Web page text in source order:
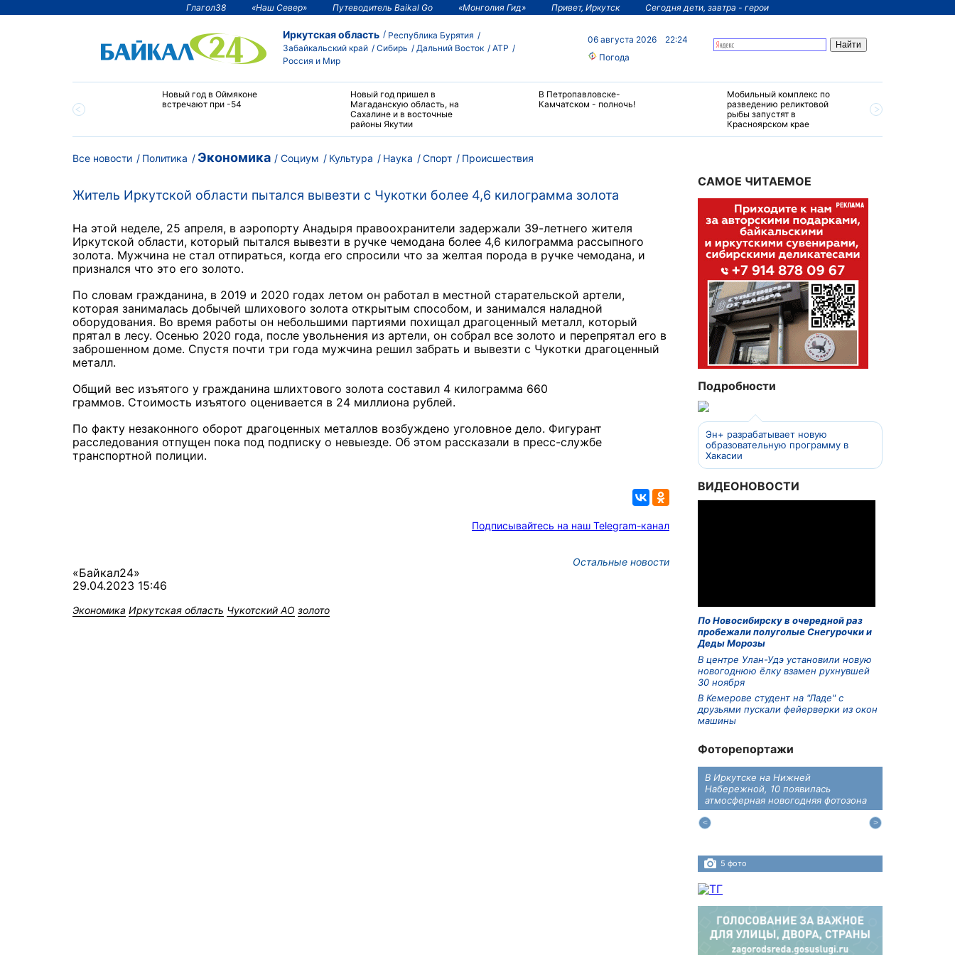
Глагол38 «Наш Север» Путеводитель Baikal Go «Монголия Гид» Привет, Иркутск Сегодня дети, завтра - герои
Иркутская область
Республика Бурятия
Забайкальский край
Сибирь Дальний Восток
АТР
Россия и Мир
06 августа 2026
22:24
Погода
Новый год в Оймяконе
встречают при -54
Новый год пришел в
Магаданскую область, на
Сахалине и в восточные
районы Якутии
В Петропавловске-
Камчатском - полночь!
Мобильный комплекс по
разведению реликтовой
рыбы запустят в
Красноярском крае
Все новости Политика Экономика Социум Культура Наука Спорт Происшествия
Житель Иркутской области пытался вывезти с Чукотки более 4,6 килограмма золота
На этой неделе, 25 апреля, в аэропорту Анадыря правоохранители задержали 39-летнего жителя
Иркутской области, который пытался вывезти в ручке чемодана более 4,6 килограмма рассыпного
золота. Мужчина не стал отпираться, когда его спросили что за желтая порода в ручке чемодана, и
признался что это его золото.
По словам гражданина, в 2019 и 2020 годах летом он работал в местной старательской артели,
которая занималась добычей шлихового золота открытым способом, и занимался наладной
оборудования. Во время работы он небольшими партиями похищал драгоценный металл, который
прятал в лесу. Осенью 2020 года, после увольнения из артели, он собрал все золото и перепрятал его в
заброшенном доме. Спустя почти три года мужчина решил забрать и вывезти с Чукотки драгоценный
металл.
Общий вес изъятого у гражданина шлихтового золота составил 4 килограмма 660
граммов. Стоимость изъятого оценивается в 24 миллиона рублей.
По факту незаконного оборот драгоценных металлов возбуждено уголовное дело. Фигурант
расследования отпущен пока под подписку о невыезде. Об этом рассказали в пресс-службе
транспортной полиции.
Подписывайтесь на наш Telegram-канал
Остальные новости
«Байкал24»
29.04.2023 15:46
Экономика Иркутская область Чукотский АО золото
САМОЕ ЧИТАЕМОЕ
Подробности
Эн+ разрабатывает новую
образовательную программу в
Хакасии
ВИДЕОНОВОСТИ
По Новосибирску в очередной раз
пробежали полуголые Снегурочки и
Деды Морозы
В центре Улан-Удэ установили новую
новогоднюю ёлку взамен рухнувшей
30 ноября
В Кемерове студент на "Ладе" с
друзьями пускали фейерверки из окон
машины
Фоторепортажи
В Иркутске на Нижней
Набережной, 10 появилась
атмосферная новогодняя фотозона
5 фото